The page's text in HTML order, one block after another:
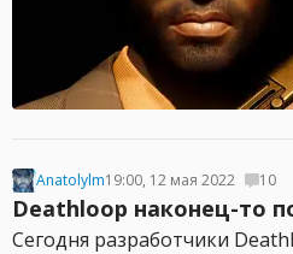
Anatolylm19:00, 12 мая 2022 10
Deathloop наконец-то
Сегодня разработчики